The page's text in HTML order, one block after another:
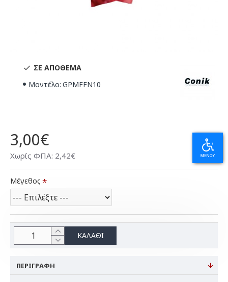
ΣΕ ΑΠΌΘΕΜΑ
Μοντέλο: GPMFFN10
3,00€
Χωρίς ΦΠΑ: 2,42€
Μέγεθος
ΚΑΛΆΘΙ
ΠΕΡΙΓΡΑΦΉ